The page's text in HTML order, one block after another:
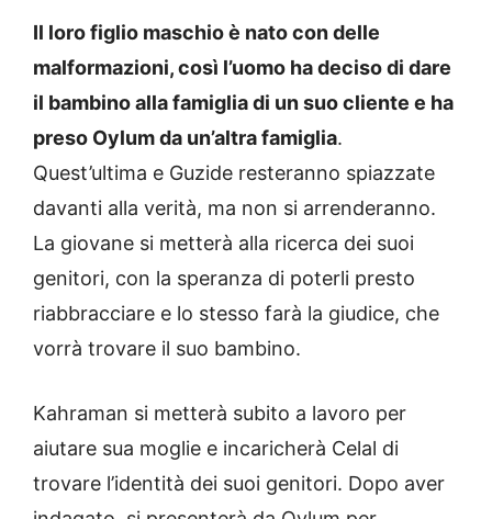
Il loro figlio maschio è nato con delle
malformazioni, così l’uomo ha deciso di dare
il bambino alla famiglia di un suo cliente e ha
preso Oylum da un’altra famiglia.
Quest’ultima e Guzide resteranno spiazzate
davanti alla verità, ma non si arrenderanno.
La giovane si metterà alla ricerca dei suoi
genitori, con la speranza di poterli presto
riabbracciare e lo stesso farà la giudice, che
vorrà trovare il suo bambino.
Kahraman si metterà subito a lavoro per
aiutare sua moglie e incaricherà Celal di
trovare l’identità dei suoi genitori. Dopo aver